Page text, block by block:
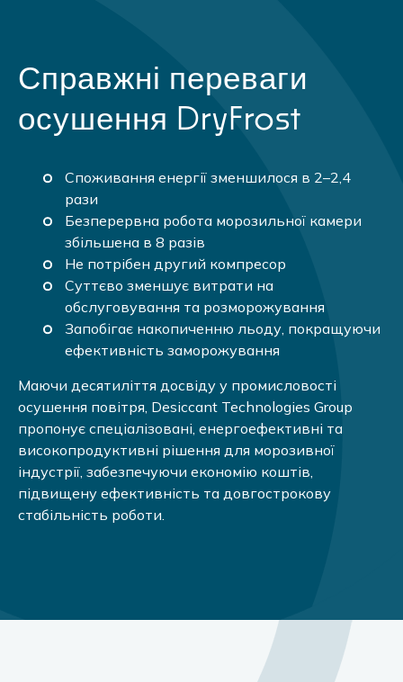
Справжні переваги
осушення DryFrost
Споживання енергії зменшилося в 2–2,4
рази
Безперервна робота морозильної камери
збільшена в 8 разів
Не потрібен другий компресор
Суттєво зменшує витрати на
обслуговування та розморожування
Запобігає накопиченню льоду, покращуючи
ефективність заморожування
Маючи десятиліття досвіду у промисловості
осушення повітря, Desiccant Technologies Group
пропонує спеціалізовані, енергоефективні та
високопродуктивні рішення для морозивної
індустрії, забезпечуючи економію коштів,
підвищену ефективність та довгострокову
стабільність роботи.